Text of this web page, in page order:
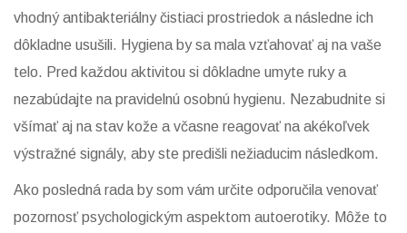
vhodný antibakteriálny čistiaci prostriedok a následne ich
dôkladne usušili. Hygiena by sa mala vzťahovať aj na vaše
telo. Pred každou aktivitou si dôkladne umyte ruky a
nezabúdajte na pravidelnú osobnú hygienu. Nezabudnite si
všímať aj na stav kože a včasne reagovať na akékoľvek
výstražné signály, aby ste predišli nežiaducim následkom.
Ako posledná rada by som vám určite odporučila venovať
pozornosť psychologickým aspektom autoerotiky. Môže to